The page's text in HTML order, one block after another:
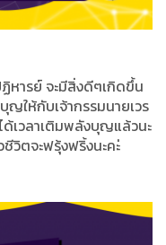
หารย์ จะมีสิ่งดีๆเกิดขึ้น
ให้กับเจ้ากรรมนายเวร
ด้เวลาเติมพลังบุญแล้วนะ
วิตจะฟรุ้งฟริ้งนะคะ่